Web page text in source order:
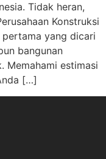
Tidak heran,
Konstruksi
yang dicari
bangunan
Memahami estimasi
[…]